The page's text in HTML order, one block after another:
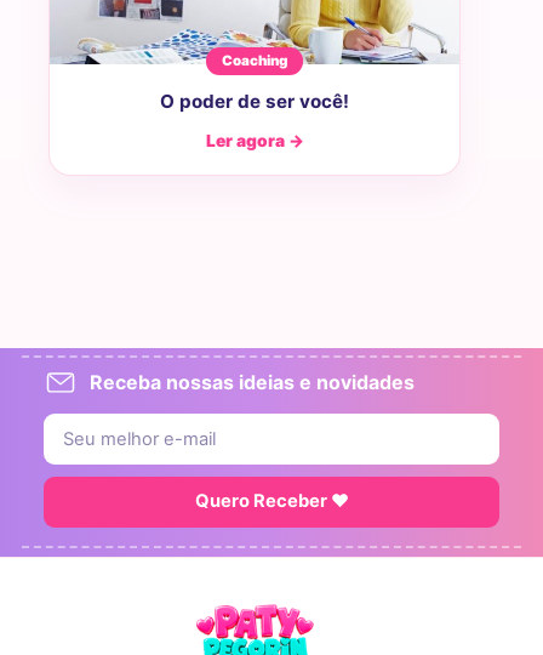
Coaching
O poder de ser você!
Ler agora →
Receba nossas ideias e novidades
Quero Receber ♥